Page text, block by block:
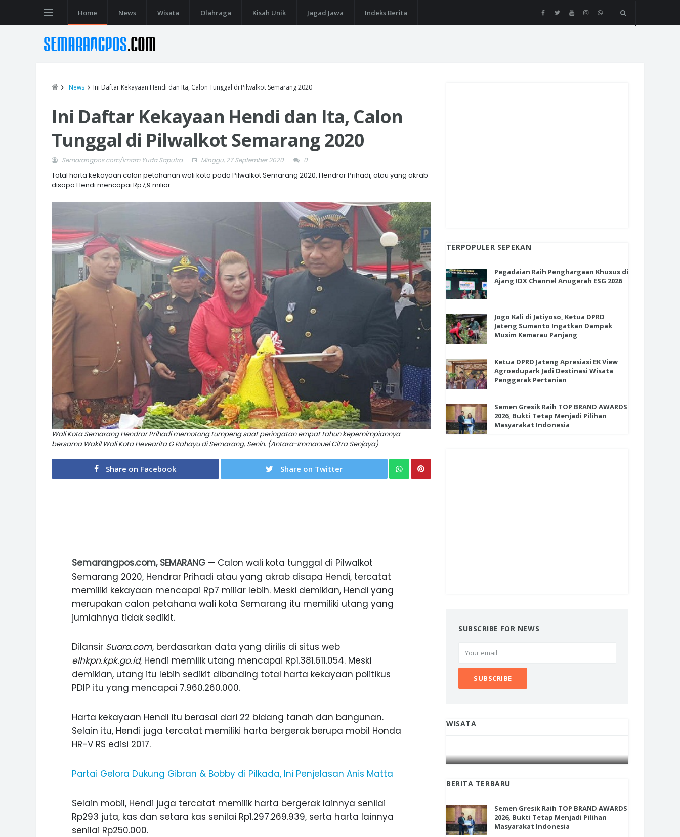
Home News Wisata Olahraga Kisah Unik Jagad Jawa Indeks Berita
News Ini Daftar Kekayaan Hendi dan Ita, Calon Tunggal di Pilwalkot Semarang 2020
Ini Daftar Kekayaan Hendi dan Ita, Calon
Tunggal di Pilwalkot Semarang 2020
Semarangpos.com/Imam Yuda Saputra Minggu, 27 September 2020 0
Total harta kekayaan calon petahanan wali kota pada Pilwalkot Semarang 2020, Hendrar Prihadi, atau yang akrab
disapa Hendi mencapai Rp7,9 miliar.
Wali Kota Semarang Hendrar Prihadi memotong tumpeng saat peringatan empat tahun kepemimpiannya
bersama Wakil Wali Kota Hevearita G Rahayu di Semarang, Senin. (Antara-Immanuel Citra Senjaya)
Share on Facebook Share on Twitter
Semarangpos.com, SEMARANG — Calon wali kota tunggal di Pilwalkot
Semarang 2020, Hendrar Prihadi atau yang akrab disapa Hendi, tercatat
memiliki kekayaan mencapai Rp7 miliar lebih. Meski demikian, Hendi yang
merupakan calon petahana wali kota Semarang itu memiliki utang yang
jumlahnya tidak sedikit.
Dilansir Suara.com, berdasarkan data yang dirilis di situs web
elhkpn.kpk.go.id, Hendi memilik utang mencapai Rp1.381.611.054. Meski
demikian, utang itu lebih sedikit dibanding total harta kekayaan politikus
PDIP itu yang mencapai 7.960.260.000.
Harta kekayaan Hendi itu berasal dari 22 bidang tanah dan bangunan.
Selain itu, Hendi juga tercatat memiliki harta bergerak berupa mobil Honda
HR-V RS edisi 2017.
Partai Gelora Dukung Gibran & Bobby di Pilkada, Ini Penjelasan Anis Matta
Selain mobil, Hendi juga tercatat memilik harta bergerak lainnya senilai
Rp293 juta, kas dan setara kas senilai Rp1.297.269.939, serta harta lainnya
senilai Rp250.000.
TERPOPULER SEPEKAN
Pegadaian Raih Penghargaan Khusus di
Ajang IDX Channel Anugerah ESG 2026
Jogo Kali di Jatiyoso, Ketua DPRD
Jateng Sumanto Ingatkan Dampak
Musim Kemarau Panjang
Ketua DPRD Jateng Apresiasi EK View
Agroedupark Jadi Destinasi Wisata
Penggerak Pertanian
Semen Gresik Raih TOP BRAND AWARDS
2026, Bukti Tetap Menjadi Pilihan
Masyarakat Indonesia
SUBSCRIBE FOR NEWS
WISATA
INI CARA UMAT KRISTIANI SALATIGA
JAGA KERUKUNAN SAMBUT NATAL
INI CARA UMAT KRISTIANI SALATIGA
BERITA TERBARU
Semen Gresik Raih TOP BRAND AWARDS
2026, Bukti Tetap Menjadi Pilihan
Masyarakat Indonesia